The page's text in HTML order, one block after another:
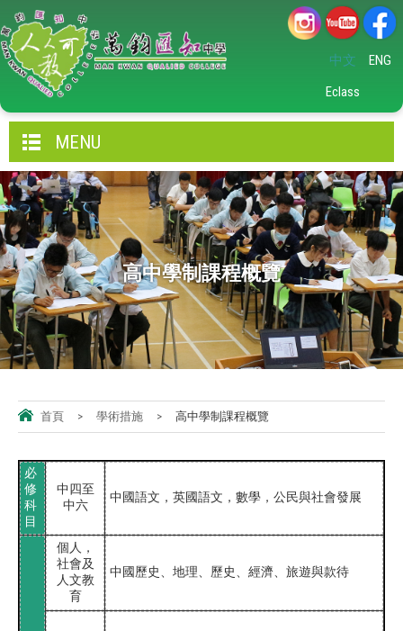
ENG
中文
Eclass
MENU
高中學制課程概覽
首頁 > 學術措施 > 高中學制課程概覽
必
修
科
目
中四至
中六
中國語文，英國語文，數學，公民與社會發展
個人，
社會及
人文教
育
中國歷史、地理、歷史、經濟、旅遊與款待